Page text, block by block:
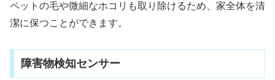
ペットの毛や微細なホコリも取り除けるため、家全体を清
潔に保つことができます。
障害物検知センサー